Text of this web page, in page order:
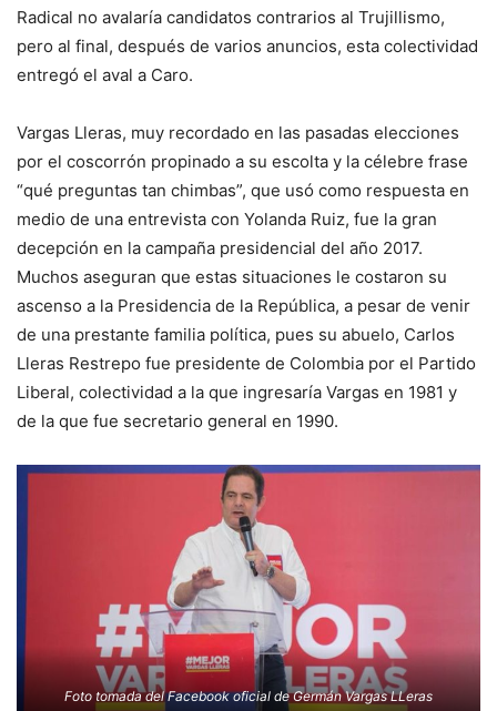
Radical no avalaría candidatos contrarios al Trujillismo,
pero al final, después de varios anuncios, esta colectividad
entregó el aval a Caro.
Vargas Lleras, muy recordado en las pasadas elecciones
por el coscorrón propinado a su escolta y la célebre frase
“qué preguntas tan chimbas”, que usó como respuesta en
medio de una entrevista con Yolanda Ruiz, fue la gran
decepción en la campaña presidencial del año 2017.
Muchos aseguran que estas situaciones le costaron su
ascenso a la Presidencia de la República, a pesar de venir
de una prestante familia política, pues su abuelo, Carlos
Lleras Restrepo fue presidente de Colombia por el Partido
Liberal, colectividad a la que ingresaría Vargas en 1981 y
de la que fue secretario general en 1990.
Foto tomada del Facebook oficial de Germán Vargas LLeras